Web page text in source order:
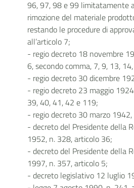
96, 97, 98 e 99 limitatamente
rimozione del materiale
restando le procedure di
all’articolo 7;
- regio decreto 18 novembre
6, secondo comma, 7, 9, 13,
- regio decreto 30 dicembre
- regio decreto 23 maggio
39, 40, 41, 42 e 119;
- regio decreto 30 marzo
- decreto del Presidente della
1952, n. 328, articolo 36;
- decreto del Presidente della
1997, n. 357, articolo 5;
- decreto legislativo 12 luglio